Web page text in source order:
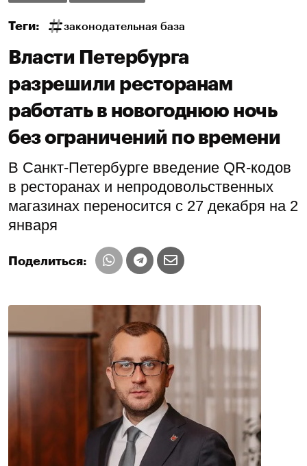
Теги: законодательная база
Власти Петербурга
разрешили ресторанам
работать в новогоднюю ночь
без ограничений по времени
В Санкт-Петербурге введение QR-кодов
в ресторанах и непродовольственных
магазинах переносится с 27 декабря на 2
января
Поделиться: